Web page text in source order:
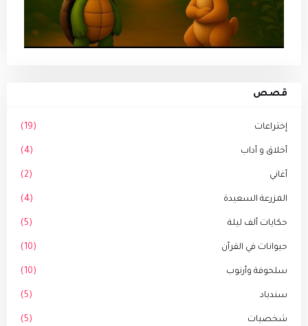
قصص
إختراعات (19)
أخلاق و أداب (4)
أغاني (2)
المزرعة السعيدة (4)
حكايات ألف ليلة (5)
حيوانات في القرأن (10)
سلحوفة وأرنوب (10)
سندباد (5)
شخصيات (5)